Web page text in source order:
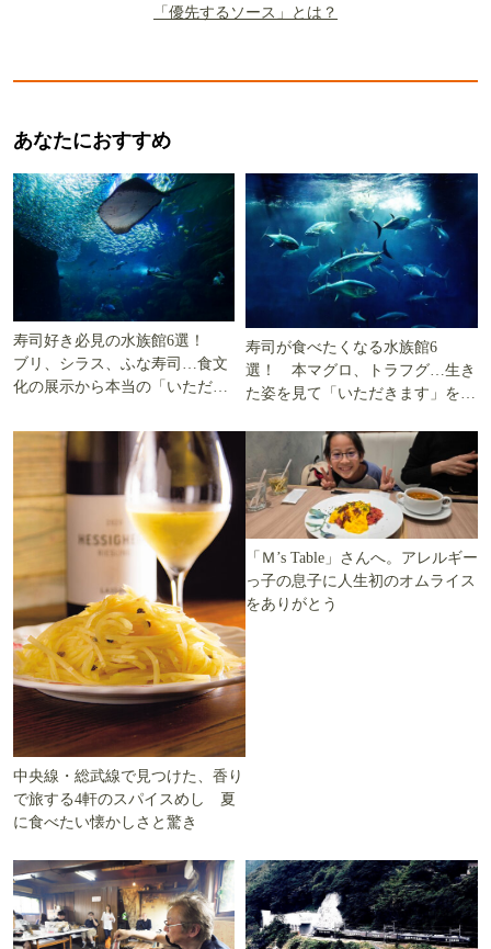
「優先するソース」とは？
あなたにおすすめ
寿司好き必見の水族館6選！
ブリ、シラス、ふな寿司…食文
化の展示から本当の「いただき
寿司が食べたくなる水族館6
選！ 本マグロ、トラフグ…生き
た姿を見て「いただきます」を考
中央線・総武線で見つけた、香り
で旅する4軒のスパイスめし 夏
に食べたい懐かしさと驚き
「Ｍ’s Table」さんへ。アレルギー
っ子の息子に人生初のオムライス
をありがとう